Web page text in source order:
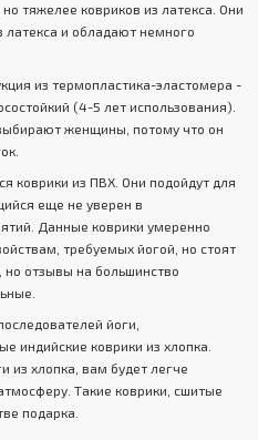
тяжелее ковриков из латекса. Они
латекса и обладают немного
из термопластика-эластомера -
(4-5 лет использования).
женщины, потому что он
коврики из ПВХ. Они подойдут для
еще не уверен в
Данные коврики умеренно
требуемых йогой, но стоят
отзывы на большинство
йоги,
индийские коврики из хлопка.
из хлопка, вам будет легче
Такие коврики, сшитые
подарка.